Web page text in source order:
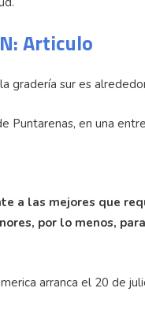
Articulo
gradería sur es
en una
a las mejores que
por lo menos,
arranca el 20 de